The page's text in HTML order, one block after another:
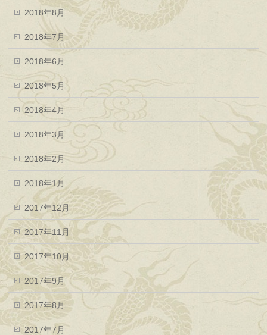
2018年8月
2018年7月
2018年6月
2018年5月
2018年4月
2018年3月
2018年2月
2018年1月
2017年12月
2017年11月
2017年10月
2017年9月
2017年8月
2017年7月